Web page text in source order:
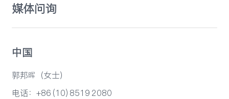
媒体问询
中国
郭邦晖（女士）
电话：+86 (10) 8519 2080